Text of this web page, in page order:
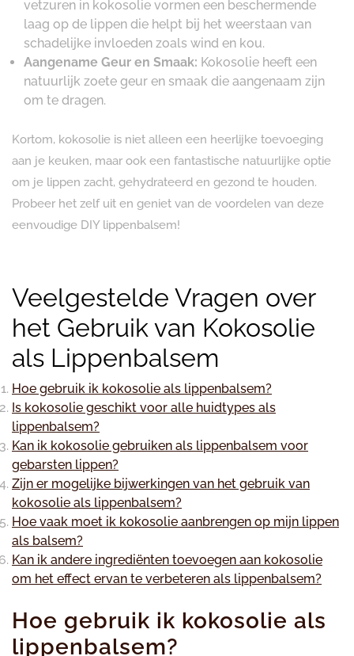
vetzuren in kokosolie vormen een beschermende
laag op de lippen die helpt bij het weerstaan van
schadelijke invloeden zoals wind en kou.
Aangename Geur en Smaak: Kokosolie heeft een
natuurlijk zoete geur en smaak die aangenaam zijn
om te dragen.
Kortom, kokosolie is niet alleen een heerlijke toevoeging
aan je keuken, maar ook een fantastische natuurlijke optie
om je lippen zacht, gehydrateerd en gezond te houden.
Probeer het zelf uit en geniet van de voordelen van deze
eenvoudige DIY lippenbalsem!
Veelgestelde Vragen over
het Gebruik van Kokosolie
als Lippenbalsem
Hoe gebruik ik kokosolie als lippenbalsem?
Is kokosolie geschikt voor alle huidtypes als
lippenbalsem?
Kan ik kokosolie gebruiken als lippenbalsem voor
gebarsten lippen?
Zijn er mogelijke bijwerkingen van het gebruik van
kokosolie als lippenbalsem?
Hoe vaak moet ik kokosolie aanbrengen op mijn lippen
als balsem?
Kan ik andere ingrediënten toevoegen aan kokosolie
om het effect ervan te verbeteren als lippenbalsem?
Hoe gebruik ik kokosolie als
lippenbalsem?